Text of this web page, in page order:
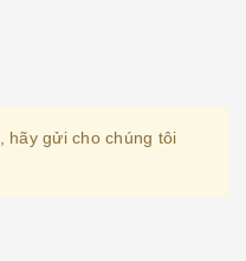
hãy gửi cho chúng tôi